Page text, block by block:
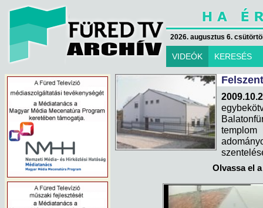
2026. augusztus 6.
VIDEÓK KERESÉS
Olvassa el